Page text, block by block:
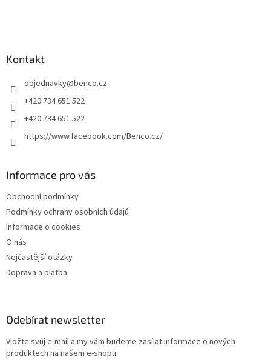
Kontakt
objednavky@benco.cz
+420 734 651 522
+420 734 651 522
https://www.facebook.com/Benco.cz/
Informace pro vás
Obchodní podmínky
Podmínky ochrany osobních údajů
Informace o cookies
O nás
Nejčastější otázky
Doprava a platba
Odebírat newsletter
Vložte svůj e-mail a my vám budeme zasílat informace o nových
produktech na našem e-shopu.